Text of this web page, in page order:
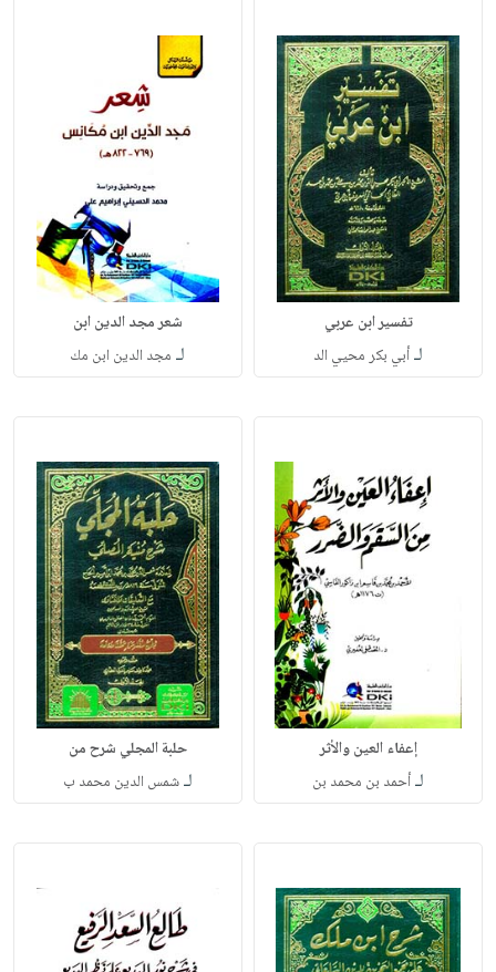
تفسير ابن عربي
لـأبي بكر محيي الد
شعر مجد الدين ابن
لـ مجد الدين ابن مك
إعفاء العين والأثر
لـأحمد بن محمد بن
حلبة المجلي شرح من
لـشمس الدين محمد ب